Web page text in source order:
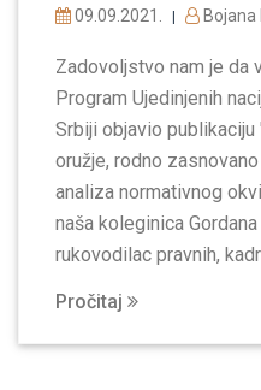
09.09.2021.
Zadovoljstvo nam je da
Program Ujedinjenih
Srbiji objavio
oružje, rodno
analiza normativnog
naša koleginica
rukovodilac pravnih,
Pročitaj